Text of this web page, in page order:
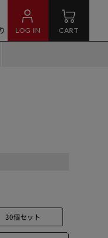
LOG IN CART
30個セット